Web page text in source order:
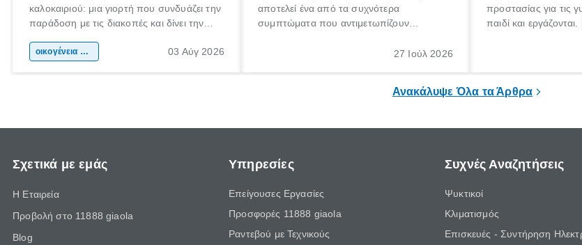
καλοκαιριού: μια γιορτή που συνδυάζει την
παράδοση με τις διακοπές και δίνει την
χώρας. Είτε πρόκειται για λίγες μέρες
οικογένεια & παιδί 03 Αύγ 2026
αποτελεί ένα από τα συχνότερα
συμπτώματα που αντιμετωπίζουν
πληροφορίες για το «κνησμός τι είναι»,
27 Ιούλ 2026
προστασίας για τις
παιδί και
σημαντική
Ανακάλυψε Όλα τα Άρθρα
Σχετικά με εμάς
Η Εταιρεία
Προβολή στο 11888 giaola
Blog
Υπηρεσίες
Επείγουσες Εργασίες
Προσφορές 11888 giaola
Ραντεβού με Τεχνικούς
Συχνές Αναζητήσεις
Ψυκτικοί
Κλιματισμός
Επισκευές - Συντήρηση